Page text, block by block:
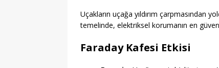
Uçakların uçağa yıldırım çarpmasından
temelinde, elektriksel korumanın en
Faraday Kafesi Etkisi